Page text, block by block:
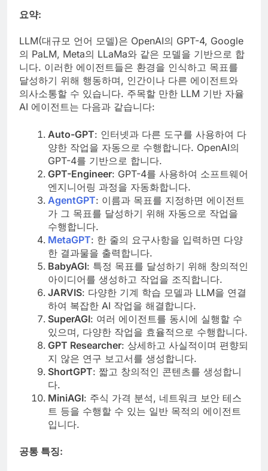
요약:
LLM(대규모 언어 모델)은 OpenAI의 GPT-4, Google
의 PaLM, Meta의 LLaMa와 같은 모델을 기반으로 합
니다. 이러한 에이전트들은 환경을 인식하고 목표를
달성하기 위해 행동하며, 인간이나 다른 에이전트와
의사소통할 수 있습니다. 주목할 만한 LLM 기반 자율
AI 에이전트는 다음과 같습니다:
Auto-GPT: 인터넷과 다른 도구를 사용하여 다
양한 작업을 자동으로 수행합니다. OpenAI의
GPT-4를 기반으로 합니다.
GPT-Engineer: GPT-4를 사용하여 소프트웨어
엔지니어링 과정을 자동화합니다.
AgentGPT: 이름과 목표를 지정하면 에이전트
가 그 목표를 달성하기 위해 자동으로 작업을
수행합니다.
MetaGPT: 한 줄의 요구사항을 입력하면 다양
한 결과물을 출력합니다.
BabyAGI: 특정 목표를 달성하기 위해 창의적인
아이디어를 생성하고 작업을 조직합니다.
JARVIS: 다양한 기계 학습 모델과 LLM을 연결
하여 복잡한 AI 작업을 해결합니다.
SuperAGI: 여러 에이전트를 동시에 실행할 수
있으며, 다양한 작업을 효율적으로 수행합니다.
GPT Researcher: 상세하고 사실적이며 편향되
지 않은 연구 보고서를 생성합니다.
ShortGPT: 짧고 창의적인 콘텐츠를 생성합니
다.
MiniAGI: 주식 가격 분석, 네트워크 보안 테스
트 등을 수행할 수 있는 일반 목적의 에이전트
입니다.
공통 특징: